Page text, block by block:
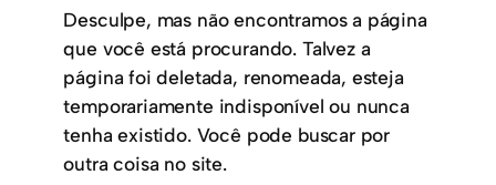
Desculpe, mas não encontramos a página
que você está procurando. Talvez a
página foi deletada, renomeada, esteja
temporariamente indisponível ou nunca
tenha existido. Você pode buscar por
outra coisa no site.